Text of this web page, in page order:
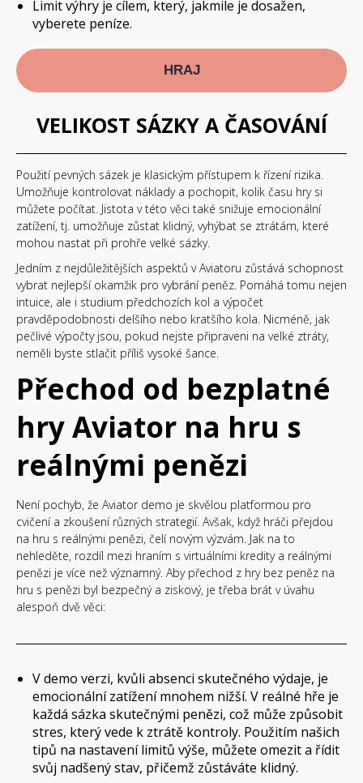
Limit výhry je cílem, který, jakmile je dosažen,
vyberete peníze.
HRAJ
VELIKOST SÁZKY A ČASOVÁNÍ
Použití pevných sázek je klasickým přístupem k řízení rizika.
Umožňuje kontrolovat náklady a pochopit, kolik času hry si
můžete počítat. Jistota v této věci také snižuje emocionální
zatížení, tj. umožňuje zůstat klidný, vyhýbat se ztrátám, které
mohou nastat při prohře velké sázky.
Jedním z nejdůležitějších aspektů v Aviatoru zůstává schopnost
vybrat nejlepší okamžik pro vybrání peněz. Pomáhá tomu nejen
intuice, ale i studium předchozích kol a výpočet
pravděpodobnosti delšího nebo kratšího kola. Nicméně, jak
pečlivé výpočty jsou, pokud nejste připraveni na velké ztráty,
neměli byste stlačit příliš vysoké šance.
Přechod od bezplatné
hry Aviator na hru s
reálnými penězi
Není pochyb, že Aviator demo je skvělou platformou pro
cvičení a zkoušení různých strategií. Avšak, když hráči přejdou
na hru s reálnými penězi, čelí novým výzvám. Jak na to
nehleděte, rozdíl mezi hraním s virtuálními kredity a reálnými
penězi je více než významný. Aby přechod z hry bez peněz na
hru s penězi byl bezpečný a ziskový, je třeba brát v úvahu
alespoň dvě věci:
V demo verzi, kvůli absenci skutečného výdaje, je
emocionální zatížení mnohem nižší. V reálné hře je
každá sázka skutečnými penězi, což může způsobit
stres, který vede k ztrátě kontroly. Použitím našich
tipů na nastavení limitů výše, můžete omezit a řídit
svůj nadšený stav, přičemž zůstáváte klidný.